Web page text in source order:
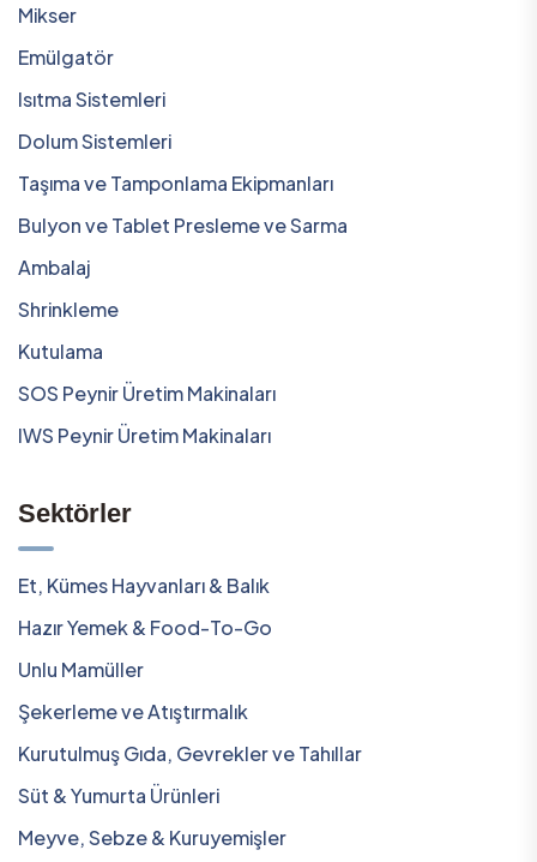
Mikser
Emülgatör
Isıtma Sistemleri
Dolum Sistemleri
Taşıma ve Tamponlama Ekipmanları
Bulyon ve Tablet Presleme ve Sarma
Ambalaj
Shrinkleme
Kutulama
SOS Peynir Üretim Makinaları
IWS Peynir Üretim Makinaları
Sektörler
Et, Kümes Hayvanları & Balık
Hazır Yemek & Food-To-Go
Unlu Mamüller
Şekerleme ve Atıştırmalık
Kurutulmuş Gıda, Gevrekler ve Tahıllar
Süt & Yumurta Ürünleri
Meyve, Sebze & Kuruyemişler